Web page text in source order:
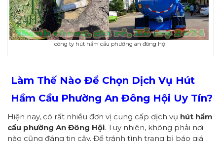
công ty hút hầm cầu phường an đông hội
Làm Thế Nào Để Chọn Dịch Vụ Hút
Hầm Cầu Phường An Đông Hội Uy Tín?
Hiện nay, có rất nhiều đơn vị cung cấp dịch vụ hút hầm
cầu phường An Đông Hội. Tuy nhiên, không phải nơi
nào cũng đáng tin cậy. Để tránh tình trạng bị báo giá